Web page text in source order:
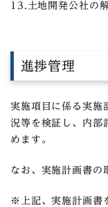
13.土地開発公社の
進捗管理
実施項目に係る実施
況等を検証し、内部
めます。
なお、実施計画書の
※上記、実施計画書